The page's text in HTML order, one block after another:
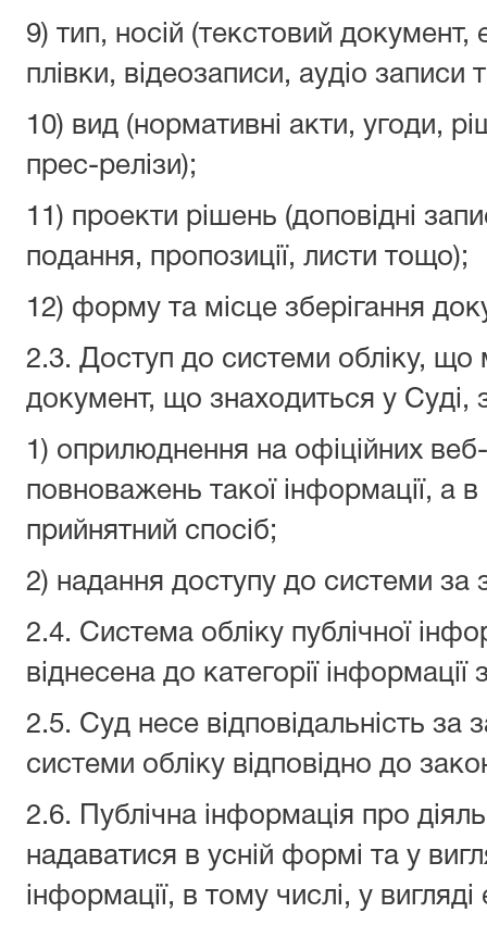
9) тип, носій (текстовий
плівки, відеозаписи, аудіо записи
10) вид (нормативні акти, угоди,
прес-релізи);
11) проекти рішень (доповідні
подання, пропозиції, листи тощо);
12) форму та місце зберігання
2.3. Доступ до системи обліку, що
документ, що знаходиться у Суді,
1) оприлюднення на офіційних
повноважень такої інформації, а в
прийнятний спосіб;
2) надання доступу до системи за
2.4. Система обліку публічної
віднесена до категорії
2.5. Суд несе відповідальність за
системи обліку відповідно до
2.6. Публічна інформація про
надаватися в усній формі та у
інформації, в тому числі, у